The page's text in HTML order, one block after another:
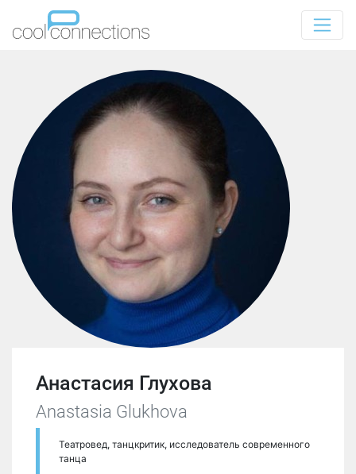
Анастасия Глухова
Anastasia Glukhova
Театровед, танцкритик, исследователь современного
танца